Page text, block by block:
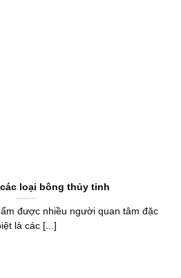
loại bông thủy tinh
được nhiều người quan tâm đặc
là các [...]